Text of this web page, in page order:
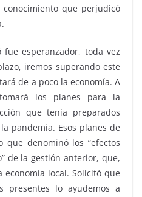
que perjudicó
esperanzador, toda vez
iremos superando este
de a poco la economía. A
los planes para la
que tenía preparados
pandemia. Esos planes de
denominó los “efectos
de la gestión anterior, que,
local. Solicitó que
lo ayudemos a